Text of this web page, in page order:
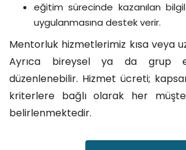
eğitim sürecinde kazanılan
uygulanmasına destek verir.
Mentorluk hizmetlerimiz kısa veya
Ayrıca bireysel ya da grup
düzenlenebilir. Hizmet ücreti;
kriterlere bağlı olarak her
belirlenmektedir.